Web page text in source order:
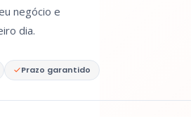
negócio e
dia.
Prazo garantido